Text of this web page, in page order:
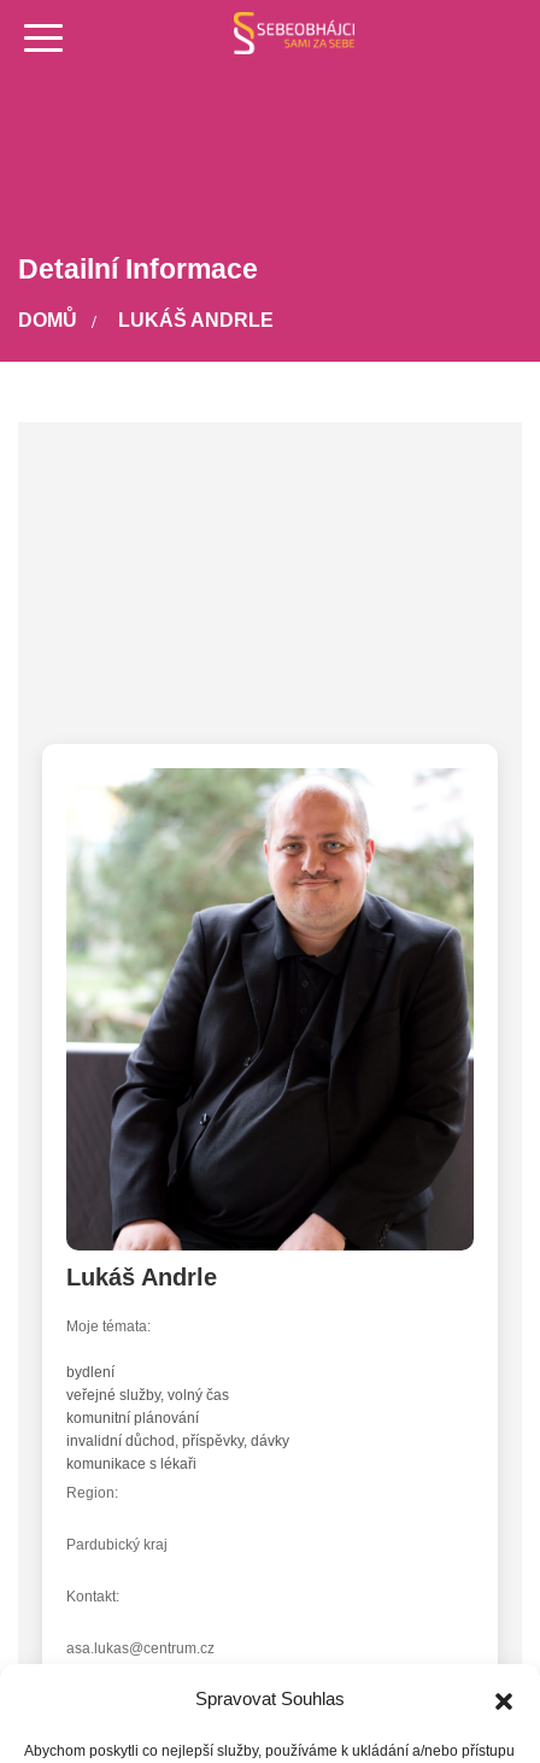
Spravovat Souhlas
Abychom poskytli co nejlepší služby, používáme k ukládání a/nebo přístupu
Detailní Informace
DOMŮ LUKÁŠ ANDRLE
Lukáš Andrle
Moje témata:
bydlení
veřejné služby, volný čas
komunitní plánování
invalidní důchod, příspěvky, dávky
komunikace s lékaři
Region:
Pardubický kraj
Kontakt:
asa.lukas@centrum.cz